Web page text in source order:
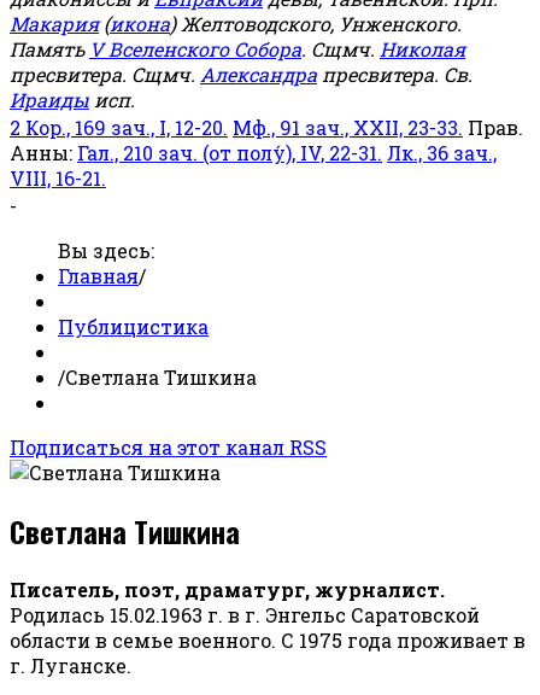
Макария(икона) Желтоводского, Унженского.
Память V Вселенского Собора. Сщмч. Николая
пресвитера. Сщмч. Александра пресвитера. Св.
Ираиды исп.
2 Кор., 169 зач., I, 12-20. Мф., 91 зач., XXII, 23-33. Прав.
Анны: Гал., 210 зач. (от полу́), IV, 22-31. Лк., 36 зач.,
VIII, 16-21.
-
Вы здесь:
Главная/
Публицистика
/Светлана Тишкина
Подписаться на этот канал RSS
Светлана Тишкина
Писатель, поэт, драматург, журналист.
Родилась 15.02.1963 г. в г. Энгельс Саратовской
области в семье военного. С 1975 года проживает в
г. Луганске.